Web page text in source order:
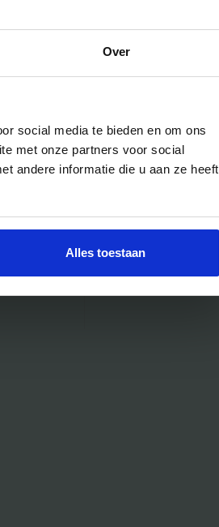
Over
social media te bieden en om ons
met onze partners voor social
andere informatie die u aan ze heeft
Alles toestaan